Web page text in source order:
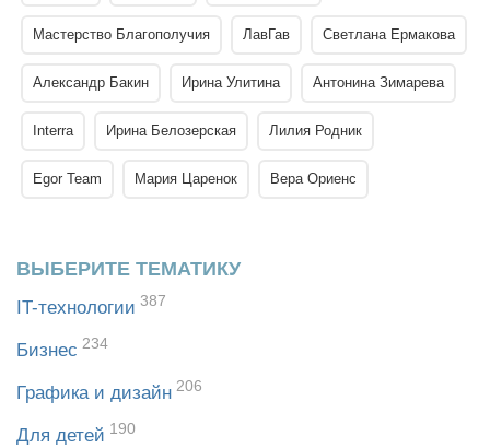
Мастерство Благополучия ЛавГав Светлана Ермакова
Александр Бакин Ирина Улитина Антонина Зимарева
Interra Ирина Белозерская Лилия Родник
Egor Team Мария Царенок Вера Ориенс
ВЫБЕРИТЕ ТЕМАТИКУ
IT-технологии 387
Бизнес 234
Графика и дизайн 206
Для детей 190